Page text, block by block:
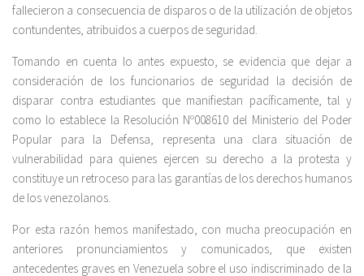
fallecieron a consecuencia de disparos o de la utilización de objetos
contundentes, atribuidos a cuerpos de seguridad.
Tomando en cuenta lo antes expuesto, se evidencia que dejar a
consideración de los funcionarios de seguridad la decisión de
disparar contra estudiantes que manifiestan pacíficamente, tal y
como lo establece la Resolución Nº008610 del Ministerio del Poder
Popular para la Defensa, representa una clara situación de
vulnerabilidad para quienes ejercen su derecho a la protesta y
constituye un retroceso para las garantías de los derechos humanos
de los venezolanos.
Por esta razón hemos manifestado, con mucha preocupación en
anteriores pronunciamientos y comunicados, que existen
antecedentes graves en Venezuela sobre el uso indiscriminado de la